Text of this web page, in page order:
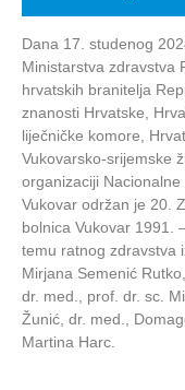
Dana 17. studenog
Ministarstva zdravstva
hrvatskih branitelja
znanosti Hrvatske,
liječničke komore,
Vukovarsko‑srijemske
organizaciji Nacionalne
Vukovar održan je 20.
bolnica Vukovar 1991.
temu ratnog zdravstva
Mirjana Semenić
dr. med., prof. dr. sc.
Žunić, dr. med.,
Martina Harc.